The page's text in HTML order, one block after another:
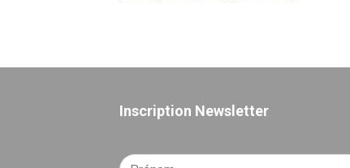
Inscription Newsletter